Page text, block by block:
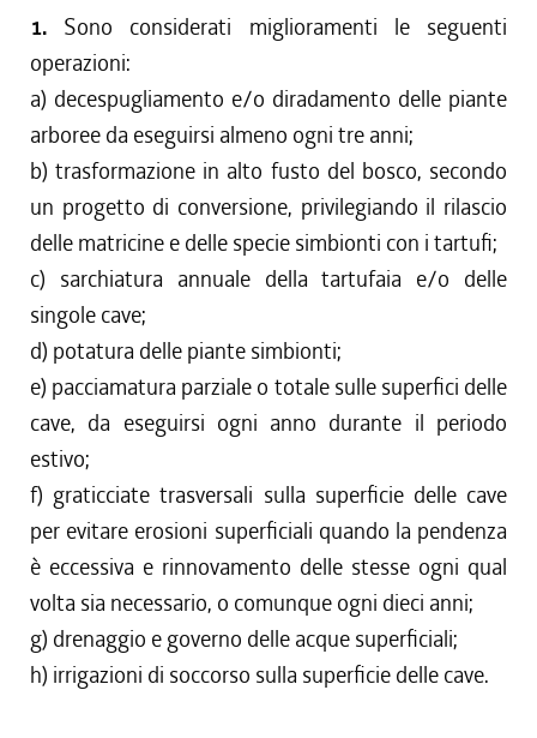
1. Sono considerati miglioramenti le seguenti
operazioni:
a) decespugliamento e/o diradamento delle piante
arboree da eseguirsi almeno ogni tre anni;
b) trasformazione in alto fusto del bosco, secondo
un progetto di conversione, privilegiando il rilascio
delle matricine e delle specie simbionti con i tartufi;
c) sarchiatura annuale della tartufaia e/o delle
singole cave;
d) potatura delle piante simbionti;
e) pacciamatura parziale o totale sulle superfici delle
cave, da eseguirsi ogni anno durante il periodo
estivo;
f) graticciate trasversali sulla superficie delle cave
per evitare erosioni superficiali quando la pendenza
è eccessiva e rinnovamento delle stesse ogni qual
volta sia necessario, o comunque ogni dieci anni;
g) drenaggio e governo delle acque superficiali;
h) irrigazioni di soccorso sulla superficie delle cave.